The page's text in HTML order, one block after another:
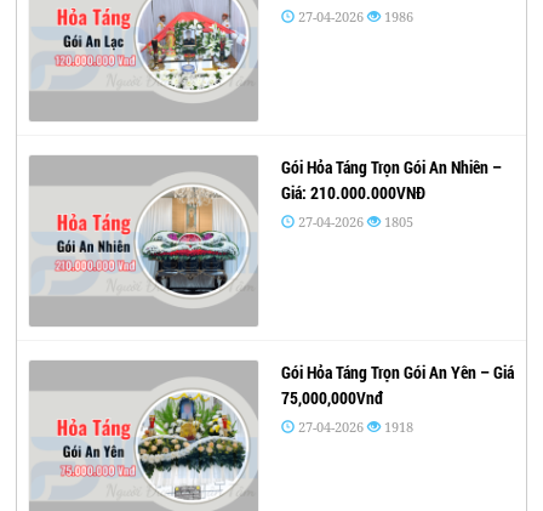
27-04-2026 1986
Gói Hỏa Táng Trọn Gói An Nhiên –
Giá: 210.000.000VNĐ
27-04-2026 1805
Gói Hỏa Táng Trọn Gói An Yên – Giá
75,000,000Vnđ
27-04-2026 1918